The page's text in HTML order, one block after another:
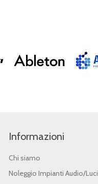
Informazioni
Chi siamo
Noleggio Impianti Audio/Luci